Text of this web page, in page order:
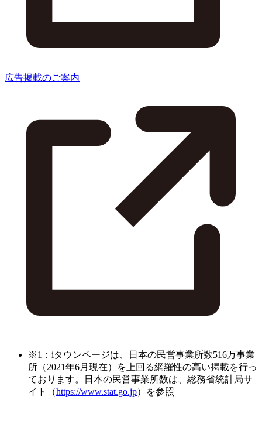
広告掲載のご案内
※1：iタウンページは、日本の民営事業所数516万事業
所（2021年6月現在）を上回る網羅性の高い掲載を行っ
ております。日本の民営事業所数は、総務省統計局サ
イト（https://www.stat.go.jp）を参照